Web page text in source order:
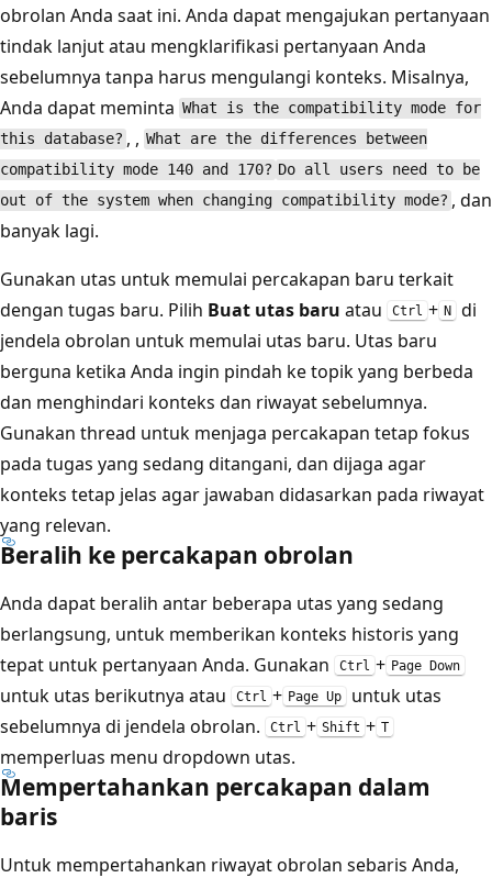
obrolan Anda saat ini. Anda dapat mengajukan pertanyaan
tindak lanjut atau mengklarifikasi pertanyaan Anda
sebelumnya tanpa harus mengulangi konteks. Misalnya,
Anda dapat meminta What is the compatibility mode for
this database? , , What are the differences between
compatibility mode 140 and 170? Do all users need to be
out of the system when changing compatibility mode? , dan
banyak lagi.
Gunakan utas untuk memulai percakapan baru terkait
dengan tugas baru. Pilih Buat utas baru atau Ctrl + N
di
jendela obrolan untuk memulai utas baru. Utas baru
berguna ketika Anda ingin pindah ke topik yang berbeda
dan menghindari konteks dan riwayat sebelumnya.
Gunakan thread untuk menjaga percakapan tetap fokus
pada tugas yang sedang ditangani, dan dijaga agar
konteks tetap jelas agar jawaban didasarkan pada riwayat
yang relevan.
Beralih ke percakapan obrolan
Anda dapat beralih antar beberapa utas yang sedang
berlangsung, untuk memberikan konteks historis yang
tepat untuk pertanyaan Anda. Gunakan
Ctrl + Page Down
untuk utas berikutnya atau Ctrl + Page Up
untuk utas
sebelumnya di jendela obrolan.
Ctrl + Shift + T
memperluas menu dropdown utas.
Mempertahankan percakapan dalam
baris
Untuk mempertahankan riwayat obrolan sebaris Anda,